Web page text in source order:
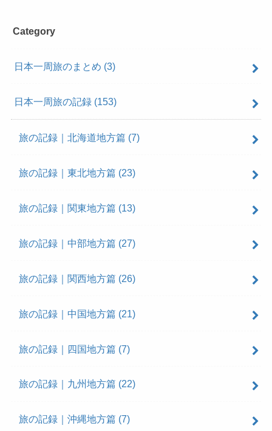
Category
日本一周旅のまとめ (3)
日本一周旅の記録 (153)
旅の記録｜北海道地方篇 (7)
旅の記録｜東北地方篇 (23)
旅の記録｜関東地方篇 (13)
旅の記録｜中部地方篇 (27)
旅の記録｜関西地方篇 (26)
旅の記録｜中国地方篇 (21)
旅の記録｜四国地方篇 (7)
旅の記録｜九州地方篇 (22)
旅の記録｜沖縄地方篇 (7)